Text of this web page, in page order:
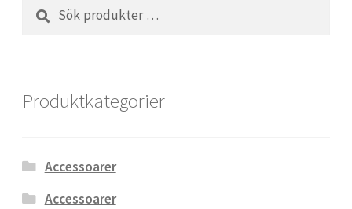
Sök
efter:
Sök
Produktkategorier
Accessoarer
Accessoarer